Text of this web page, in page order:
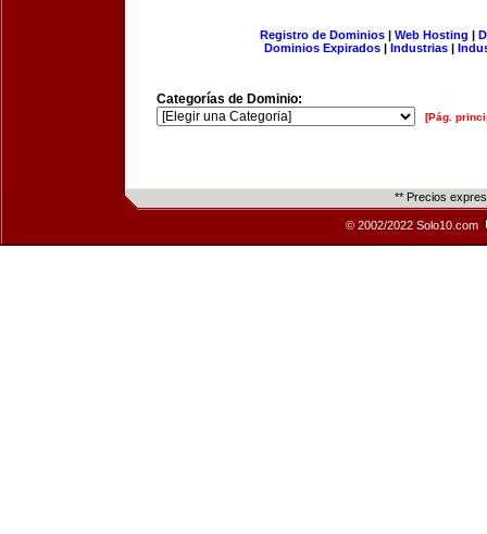
Registro de Dominios| Web Hosting |
Dominios Expirados | Industrias |
Categorías de Dominio:
[Pág.
** Precios
© 2002/2022 Solo10.com